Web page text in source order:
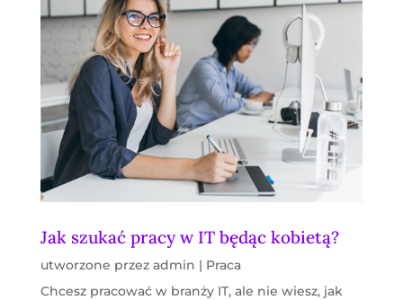
Jak szukać pracy w IT będąc kobietą?
utworzone przez admin | Praca
Chcesz pracować w branży IT, ale nie wiesz, jak